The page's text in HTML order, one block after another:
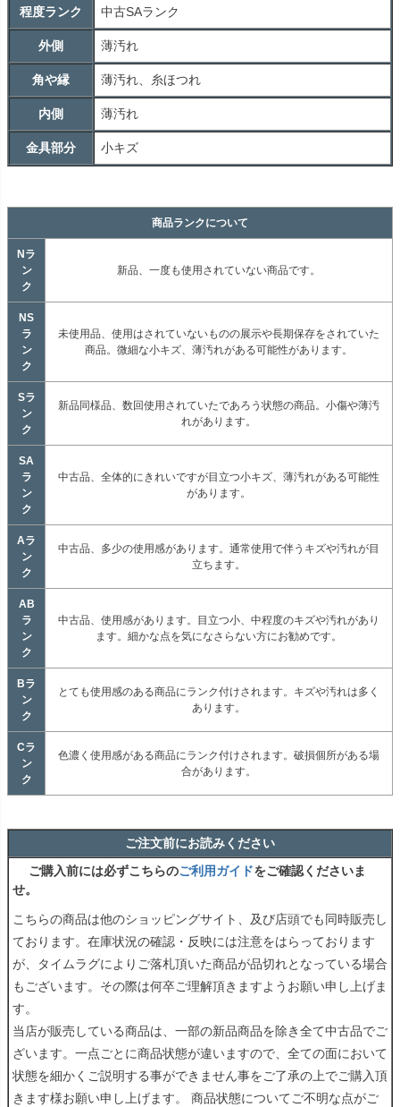
程度ランク 中古SAランク
外側 薄汚れ
角や縁 薄汚れ、糸ほつれ
内側 薄汚れ
金具部分 小キズ
商品ランクについて
Nラ
ン
ク
新品、一度も使用されていない商品です。
NS
ラ
ン
ク
未使用品、使用はされていないものの展示や長期保存をされていた
商品。微細な小キズ、薄汚れがある可能性があります。
Sラ
ン
ク
新品同様品、数回使用されていたであろう状態の商品。小傷や薄汚
れがあります。
SA
ラ
ン
ク
中古品、全体的にきれいですが目立つ小キズ、薄汚れがある可能性
があります。
Aラ
ン
ク
中古品、多少の使用感があります。通常使用で伴うキズや汚れが目
立ちます。
AB
ラ
ン
ク
中古品、使用感があります。目立つ小、中程度のキズや汚れがあり
ます。細かな点を気になさらない方にお勧めです。
Bラ
ン
ク
とても使用感のある商品にランク付けされます。キズや汚れは多く
あります。
Cラ
ン
ク
色濃く使用感がある商品にランク付けされます。破損個所がある場
合があります。
ご注文前にお読みください
ご購入前には必ずこちらのご利用ガイドをご確認くださいま
せ。
こちらの商品は他のショッピングサイト、及び店頭でも同時販売し
ております。在庫状況の確認・反映には注意をはらっております
が、タイムラグによりご落札頂いた商品が品切れとなっている場合
もございます。その際は何卒ご理解頂きますようお願い申し上げま
す。
当店が販売している商品は、一部の新品商品を除き全て中古品でご
ざいます。一点ごとに商品状態が違いますので、全ての面において
状態を細かくご説明する事ができません事をご了承の上でご購入頂
きます様お願い申し上げます。 商品状態についてご不明な点がご